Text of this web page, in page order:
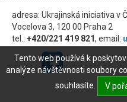
adresa: Ukrajinská iniciativa v
Vocelova 3, 120 00 Praha 2
tel.: +420/221 419 821, email:
©
Tento web používá k
analýze návštěvnosti soubory
souhlasíte.
V